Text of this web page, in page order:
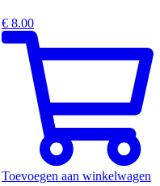
€8.00
Toevoegen aan winkelwagen